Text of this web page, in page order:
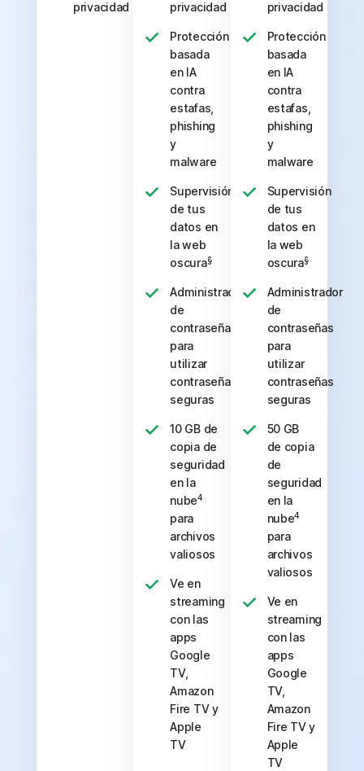
privacidad
privacidad
Protección
basada
en IA
contra
estafas,
phishing
y
malware
Supervisión
de tus
datos en
la web
oscura§
Administrador
de
contraseñas
para
utilizar
contraseñas
seguras
10 GB de
copia de
seguridad
en la
nube4
para
archivos
valiosos
Ve en
streaming
con las
apps
Google
TV,
Amazon
Fire TV y
Apple
TV
privacidad
Protección
basada
en IA
contra
estafas,
phishing
y
malware
Supervisión
de tus
datos en
la web
oscura§
Administrador
de
contraseñas
para
utilizar
contraseñas
seguras
50 GB
de copia
de
seguridad
en la
nube4
para
archivos
valiosos
Ve en
streaming
con las
apps
Google
TV,
Amazon
Fire TV y
Apple
TV